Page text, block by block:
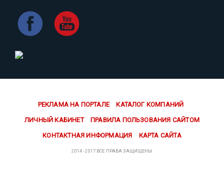
РЕКЛАМА НА ПОРТАЛЕ КАТАЛОГ КОМПАНИЙ
ЛИЧНЫЙ КАБИНЕТ ПРАВИЛА ПОЛЬЗОВАНИЯ САЙТОМ
КОНТАКТНАЯ ИНФОРМАЦИЯ КАРТА САЙТА
2014 - 2017 ВСЕ ПРАВА ЗАЩИЩЕНЫ